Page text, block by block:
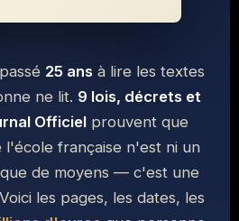
25 ans à lire les textes
ne lit. 9 lois, décrets et
Officielprouvent que
française n'est ni un
de moyens — c'est une
les pages, les dates, les